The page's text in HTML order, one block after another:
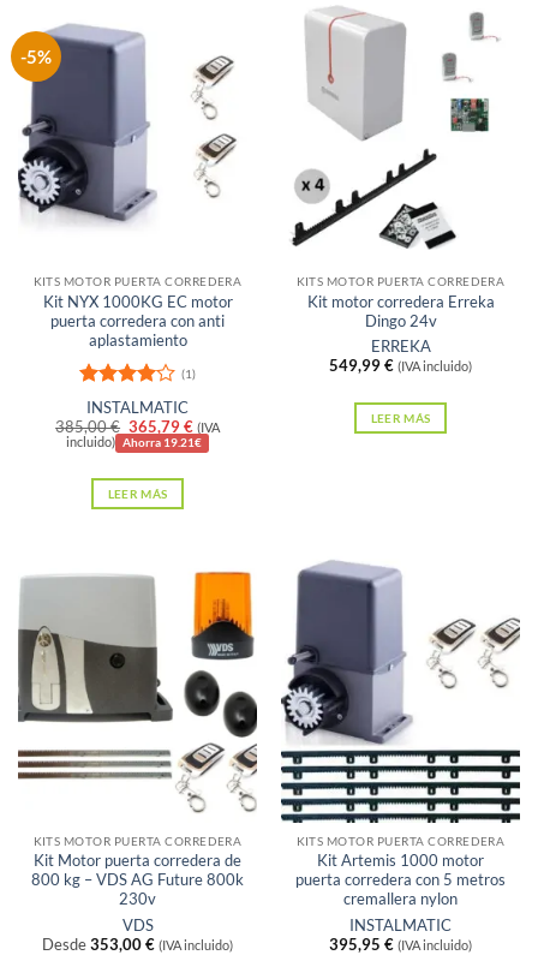
-5%
KITS MOTOR PUERTA CORREDERA
Kit NYX 1000KG EC motor
puerta corredera con anti
aplastamiento
Valorado
con4 de
5
(1)
INSTALMATIC
385,00€ El
precio
era:
385,00 €.
365,79€El
precio
(IVA
incluido) Ahorra 19.21€
LEER MÁS
Sin existencias
KITS MOTOR PUERTA CORREDERA
Kit motor corredera Erreka
Dingo 24v
ERREKA
549,99€ (IVA incluido)
LEER MÁS
KITS MOTOR PUERTA CORREDERA
Kit Motor puerta corredera de
800 kg – VDS AG Future 800k
230v
VDS
Desde353,00€ (IVA incluido)
Sin existencias
KITS MOTOR PUERTA CORREDERA
Kit Artemis 1000 motor
puerta corredera con 5 metros
cremallera nylon
INSTALMATIC
395,95 € (IVA incluido)